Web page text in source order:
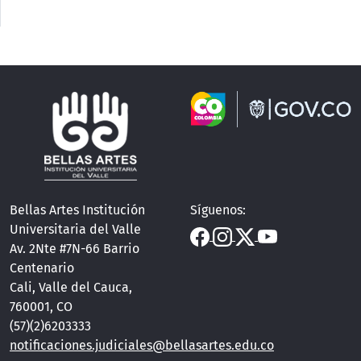
Bellas Artes Institución
Universitaria del Valle
Av. 2Nte #7N-66 Barrio
Centenario
Cali, Valle del Cauca,
760001, CO
(57)(2)6203333
notificaciones.judiciales@bellasartes.edu.co
Síguenos: